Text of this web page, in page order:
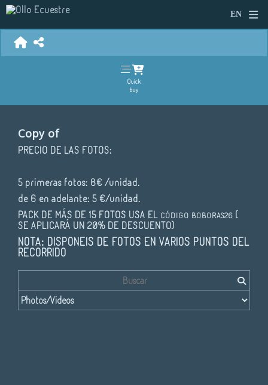
Quick
buy
Copy of
PRECIO DE LAS FOTOS:
5 primeras fotos: 8€ /unidad.
de 6 en adelante: 5 €/unidad.
PACK DE MÁS DE 15 FOTOS USA EL CÓDIGO BOBORAS26 (
SE APLICARÁ UN 20% DE DESCUENTO)
NOTA: DISPONEIS DE FOTOS EN VARIOS PUNTOS DEL
RECORRIDO